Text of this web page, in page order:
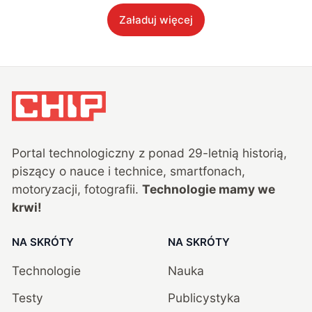
Załaduj więcej
Portal technologiczny z ponad 29-letnią historią,
piszący o nauce i technice, smartfonach,
motoryzacji, fotografii. Technologie mamy we
krwi!
NA SKRÓTY
Technologie
Testy
NA SKRÓTY
Nauka
Publicystyka